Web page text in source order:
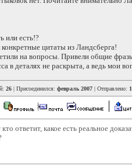
или есть!?
цитаты из Ландсберга!
на вопросы. Привели общие
в деталях не раскрыта, а ведь мои
26 | Присоединился: февраль 2007 | Отправлено:
ответит, какое есть реальное